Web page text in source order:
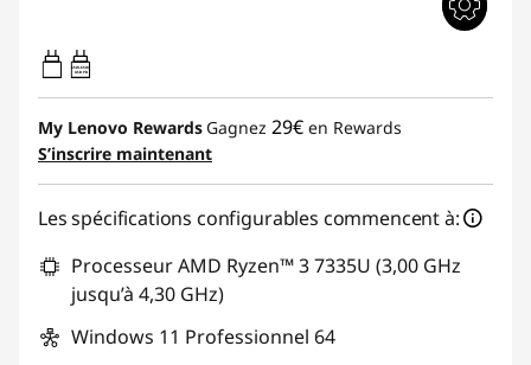
65W-65W
USB PD
My Lenovo Rewards Gagnez 29€ en Rewards
S’inscrire maintenant
Les spécifications configurables commencent à:
Processeur AMD Ryzen™ 3 7335U (3,00 GHz
jusqu’à 4,30 GHz)
Windows 11 Professionnel 64